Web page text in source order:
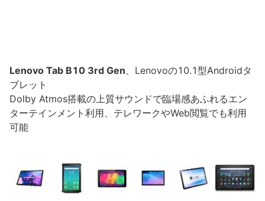
Lenovo Tab B10 3rd Gen、Lenovoの10.1型Androidタ
ブレット
Dolby Atmos搭載の上質サウンドで臨場感あふれるエン
ターテインメント利用、テレワークやWeb閲覧でも利用
可能